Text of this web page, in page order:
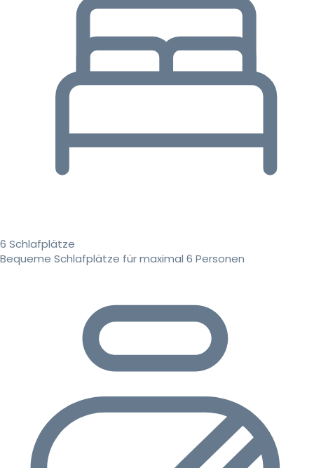
6 Schlafplätze
Bequeme Schlafplätze für maximal 6 Personen